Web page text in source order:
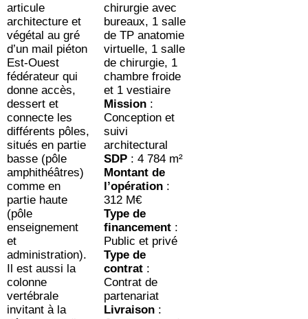
articule
architecture et
végétal au gré
d’un mail piéton
Est-Ouest
fédérateur qui
donne accès,
dessert et
connecte les
différents pôles,
situés en partie
basse (pôle
amphithéâtres)
comme en
partie haute
(pôle
enseignement
et
administration).
Il est aussi la
colonne
vertébrale
invitant à la
chirurgie avec
bureaux, 1 salle
de TP anatomie
virtuelle, 1 salle
de chirurgie, 1
chambre froide
et 1 vestiaire
Mission :
Conception et
suivi
architectural
SDP : 4 784 m²
Montant de
l’opération :
312 M€
Type de
financement :
Public et privé
Type de
contrat :
Contrat de
partenariat
Livraison :